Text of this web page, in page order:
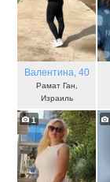
Валентина, 40
Рамат Ган,
Израиль
1